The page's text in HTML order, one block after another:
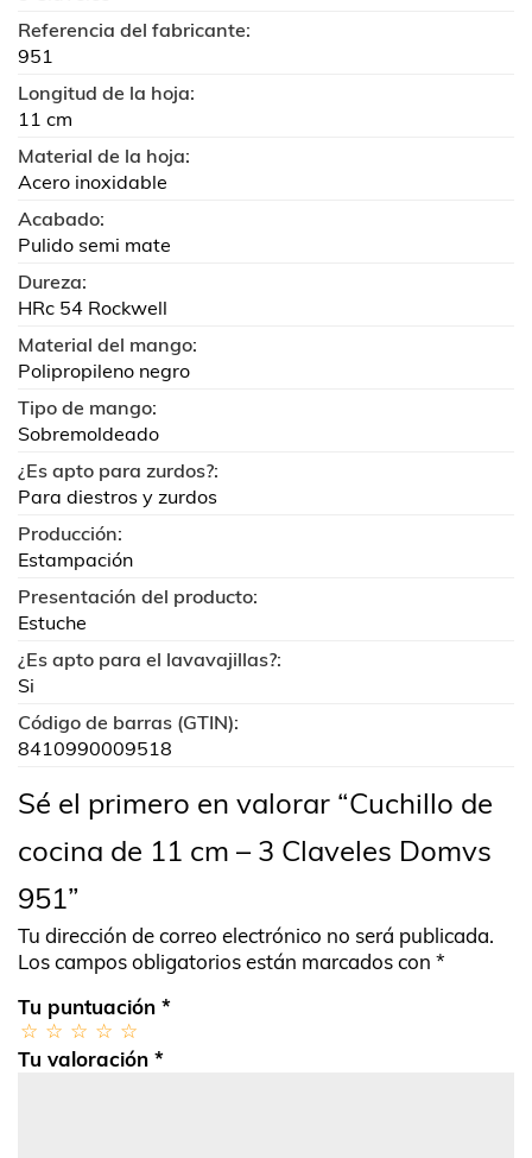
Referencia del fabricante:
951
Longitud de la hoja:
11 cm
Material de la hoja:
Acero inoxidable
Acabado:
Pulido semi mate
Dureza:
HRc 54 Rockwell
Material del mango:
Polipropileno negro
Tipo de mango:
Sobremoldeado
¿Es apto para zurdos?:
Para diestros y zurdos
Producción:
Estampación
Presentación del producto:
Estuche
¿Es apto para el lavavajillas?:
Si
Código de barras (GTIN):
8410990009518
Sé el primero en valorar “Cuchillo de
cocina de 11 cm – 3 Claveles Domvs
951”
Tu dirección de correo electrónico no será publicada.
Los campos obligatorios están marcados con *
Tu puntuación *
Tu valoración *